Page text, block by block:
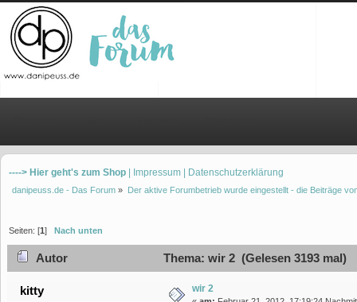
----> Hier geht's zum Shop | Impressum | Datenschutzerklärung
danipeuss.de - Das Forum » Der aktive Forumbetrieb wurde eingestellt - die Beiträge
Seiten: [1] Nach unten
Autor Thema: wir 2 (Gelesen 3193 mal)
kitty wir 2